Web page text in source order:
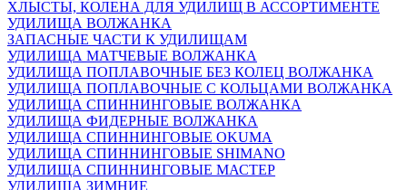
ХЛЫСТЫ, КОЛЕНА ДЛЯ УДИЛИЩ В АССОРТИМЕНТЕ
УДИЛИЩА ВОЛЖАНКА
ЗАПАСНЫЕ ЧАСТИ К УДИЛИЩАМ
УДИЛИЩА МАТЧЕВЫЕ ВОЛЖАНКА
УДИЛИЩА ПОПЛАВОЧНЫЕ БЕЗ КОЛЕЦ ВОЛЖАНКА
УДИЛИЩА ПОПЛАВОЧНЫЕ С КОЛЬЦАМИ ВОЛЖАНКА
УДИЛИЩА СПИННИНГОВЫЕ ВОЛЖАНКА
УДИЛИЩА ФИДЕРНЫЕ ВОЛЖАНКА
УДИЛИЩА СПИННИНГОВЫЕ OKUMA
УДИЛИЩА СПИННИНГОВЫЕ SHIMANO
УДИЛИЩА СПИННИНГОВЫЕ МАСТЕР
УДИЛИЩА ЗИМНИЕ